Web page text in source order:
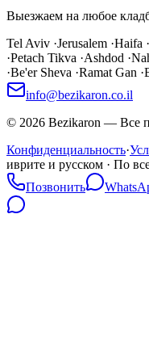
Выезжаем на любое
Tel Aviv ·Jerusalem ·Haifa ·
·Petach Tikva ·Ashdod ·
·Be'er Sheva ·Ramat Gan ·
info@bezikaron.co.il
© 2026 Bezikaron — Все
Конфиденциальность·
иврите и русском · По
Позвонить